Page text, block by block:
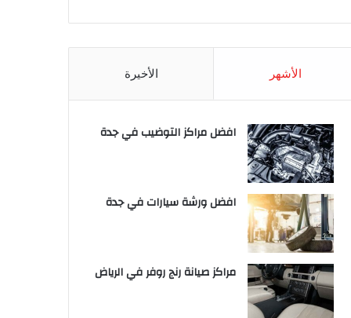
الأشهر الأخيرة
افضل مراكز التوضيب في جدة
افضل ورشة سيارات في جدة
مراكز صيانة رنج روفر في الرياض